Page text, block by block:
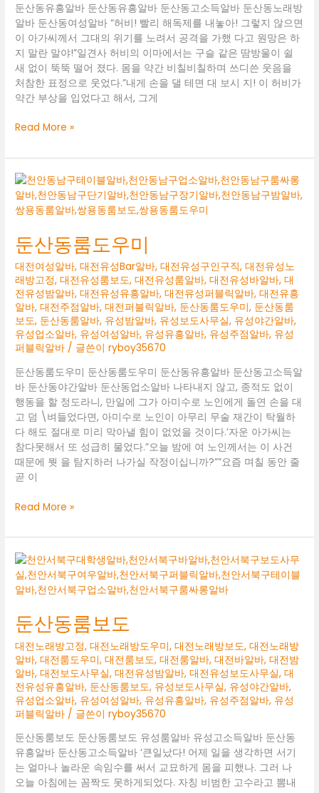
둔산동유흥알바 둔산동유흥알바 둔산동고소득알바 둔산동노래방
알바 둔산동여성알바 “허비! 빨리 해독제를 내놓아! 그렇지 않으면
이 아가씨께서 그대의 위기를 노려서 공격을 가했 다고 원망은 하
지 말란 말야!”일견사 허비의 이마에서는 구슬 같은 땀방울이 쉴
새 없이 뚝뚝 떨어 졌다. 몸을 약간 비칠비칠하며 쓰디쓴 웃음을
처참한 표정으로 웃었다.”내게 손을 댈 테면 대 보시 지! 이 허비가
약간 부상을 입었다고 해서, 그게
둔
동
유
흥
알
바
Read More »
둔산동룸도우미
대전여성알바,대전유성Bar알바,대전유성구인구직,대전유성노
래방고정,대전유성룸보도,대전유성룸알바,대전유성바알바,대
전유성밤알바,대전유성유흥알바,대전유성퍼블릭알바,대전유흥
알바,대전주점알바,대전퍼블릭알바, 둔산동룸도우미, 둔산동룸
보도, 둔산동룸알바, 유성밤알바, 유성보도사무실, 유성야간알바,
유성업소알바, 유성여성알바, 유성유흥알바, 유성주점알바, 유성
퍼블릭알바 / 글쓴이ryboy35670
둔산동룸도우미 둔산동룸도우미 둔산동유흥알바 둔산동고소득알
바 둔산동야간알바 둔산동업소알바 나타내지 않고, 종적도 없이
행동을 할 정도라니, 만일에 그가 아미수로 노인에게 돌연 손을 대
고 덤 \벼들었다면, 아미수로 노인이 아무리 무술 재간이 탁월하
다 해도 절대로 미리 막아낼 힘이 없었을 것이다.’자운 아가씨는
참다못해서 또 성급히 물었다.”오늘 밤에 여 노인께서는 이 사건
때문에 뭣 을 탐지하러 나가실 작정이십니까?””요즘 며칠 동안 줄
곧 이
둔
동
룸
도
우
미
Read More »
둔산동룸보도
대전노래방고정,대전노래방도우미,대전노래방보도,대전노래방
알바,대전룸도우미,대전룸보도,대전룸알바,대전바알바,대전밤
알바,대전보도사무실,대전유성밤알바,대전유성보도사무실,대
전유성유흥알바, 둔산동룸보도, 유성보도사무실, 유성야간알바,
유성업소알바, 유성여성알바, 유성유흥알바, 유성주점알바, 유성
퍼블릭알바 / 글쓴이ryboy35670
둔산동룸보도 둔산동룸보도 유성룸알바 유성고소득알바 둔산동
유흥알바 둔산동고소득알바 ‘큰일났다! 어제 일을 생각하면 서기
는 얼마나 놀라운 속임수를 써서 교묘하게 몸을 피했나. 그러 나
오늘 아침에는 꼼짝도 못하게되었다. 자칭 비범한 고수라고 뽐내